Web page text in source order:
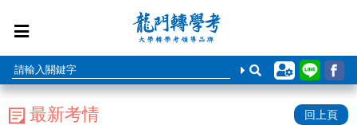
最新考情 回上頁